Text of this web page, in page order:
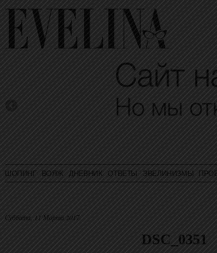
ШОПИНГ ВОЯЖ ДНЕВНИК ОТВЕТЫ ЭВЕЛИНИЗМЫ
Суббота, 11 Марта 2017
DSC_0351